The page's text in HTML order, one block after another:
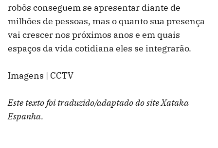
robôs conseguem se apresentar diante de
milhões de pessoas, mas o quanto sua presença
vai crescer nos próximos anos e em quais
espaços da vida cotidiana eles se integrarão.
Imagens | CCTV
Este texto foi traduzido/adaptado do site Xataka
Espanha.